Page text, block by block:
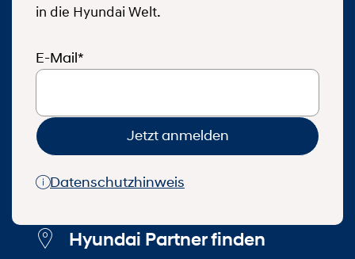
in die Hyundai Welt.
E-Mail*
Jetzt anmelden
Datenschutzhinweis
Hyundai Partner finden